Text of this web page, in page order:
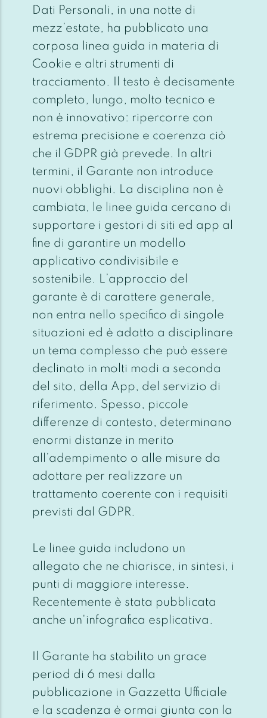
Dati Personali, in una notte di
mezz’estate, ha pubblicato una
corposa linea guida in materia di
Cookie e altri strumenti di
tracciamento. Il testo è decisamente
completo, lungo, molto tecnico e
non è innovativo: ripercorre con
estrema precisione e coerenza ciò
che il GDPR già prevede. In altri
termini, il Garante non introduce
nuovi obblighi. La disciplina non è
cambiata, le linee guida cercano di
supportare i gestori di siti ed app al
fine di garantire un modello
applicativo condivisibile e
sostenibile. L’approccio del
garante è di carattere generale,
non entra nello specifico di singole
situazioni ed è adatto a disciplinare
un tema complesso che può essere
declinato in molti modi a seconda
del sito, della App, del servizio di
riferimento. Spesso, piccole
differenze di contesto, determinano
enormi distanze in merito
all’adempimento o alle misure da
adottare per realizzare un
trattamento coerente con i requisiti
previsti dal GDPR.
Le linee guida includono un
allegato che ne chiarisce, in sintesi, i
punti di maggiore interesse.
Recentemente è stata pubblicata
anche un'infografica esplicativa.
Il Garante ha stabilito un grace
period di 6 mesi dalla
pubblicazione in Gazzetta Ufficiale
e la scadenza è ormai giunta con la